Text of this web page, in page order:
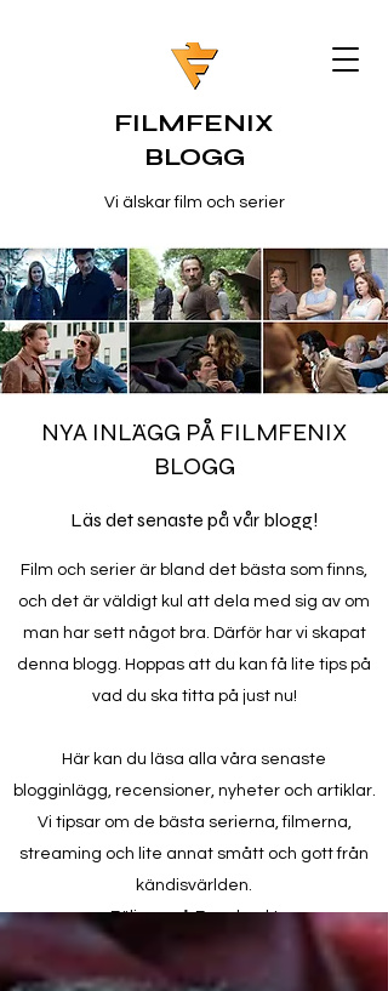
FILMFENIX
BLOGG
Vi älskar film och serier
NYA INLÄGG PÅ FILMFENIX
BLOGG
Läs det senaste på vår blogg!
Film och serier är bland det bästa som finns,
och det är väldigt kul att dela med sig av om
man har sett något bra. Därför har vi skapat
denna blogg. Hoppas att du kan få lite tips på
vad du ska titta på just nu!
Här kan du läsa alla våra senaste
blogginlägg, recensioner, nyheter och artiklar.
Vi tipsar om de bästa serierna, filmerna,
streaming och lite annat smått och gott från
kändisvärlden.
Följ oss på Facebook!